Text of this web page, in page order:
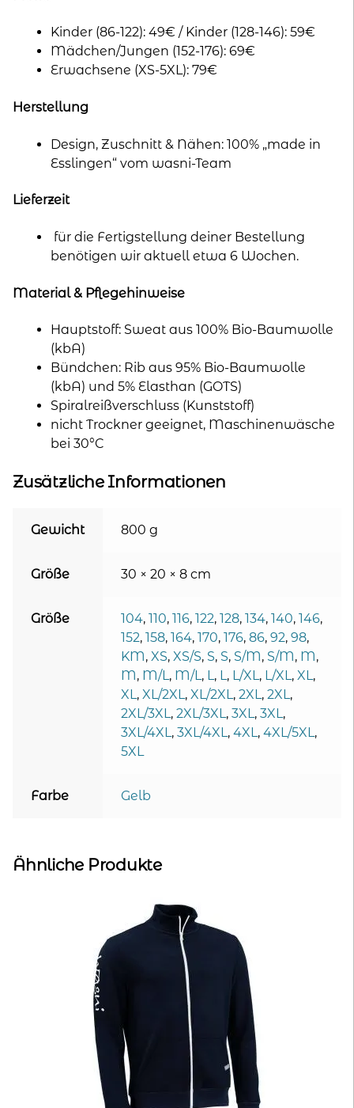
Kinder (86-122): 49€ / Kinder (128-146): 59€
Mädchen/Jungen (152-176): 69€
Erwachsene (XS-5XL): 79€
Herstellung
Design, Zuschnitt & Nähen: 100% „made in
Esslingen“ vom wasni-Team
Lieferzeit
für die Fertigstellung deiner Bestellung
benötigen wir aktuell etwa 6 Wochen.
Material & Pflegehinweise
Hauptstoff: Sweat aus 100% Bio-Baumwolle
(kbA)
Bündchen: Rib aus 95% Bio-Baumwolle
(kbA) und 5% Elasthan (GOTS)
Spiralreißverschluss (Kunststoff)
nicht Trockner geeignet, Maschinenwäsche
bei 30°C
Zusätzliche Informationen
Gewicht 800 g
Größe 30 × 20 × 8 cm
Größe 104, 110, 116, 122, 128, 134, 140, 146,
152, 158, 164, 170, 176, 86, 92, 98,
KM, XS, XS/S, S, S, S/M, S/M, M,
M, M/L, M/L, L, L, L/XL, L/XL, XL,
XL, XL/2XL, XL/2XL, 2XL, 2XL,
2XL/3XL, 2XL/3XL, 3XL, 3XL,
3XL/4XL, 3XL/4XL, 4XL, 4XL/5XL,
5XL
Farbe Gelb
Ähnliche Produkte